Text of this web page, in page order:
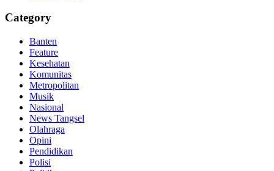
Category
Banten
Feature
Kesehatan
Komunitas
Metropolitan
Musik
Nasional
News Tangsel
Olahraga
Opini
Pendidikan
Polisi